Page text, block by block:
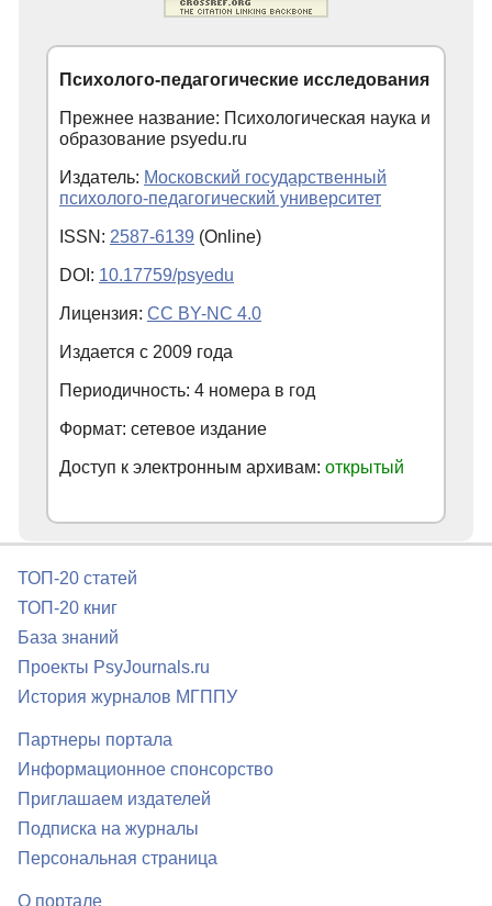
Психолого-педагогические исследования
Прежнее название: Психологическая наука и
образование psyedu.ru
Издатель: Московский государственный
психолого-педагогический университет
ISSN: 2587-6139 (Online)
DOI: 10.17759/psyedu
Лицензия: CC BY-NC 4.0
Издается с 2009 года
Периодичность: 4 номера в год
Формат: сетевое издание
Доступ к электронным архивам: открытый
ТОП-20 статей
ТОП-20 книг
База знаний
Проекты PsyJournals.ru
История журналов МГППУ
Партнеры портала
Информационное спонсорство
Приглашаем издателей
Подписка на журналы
Персональная страница
О портале